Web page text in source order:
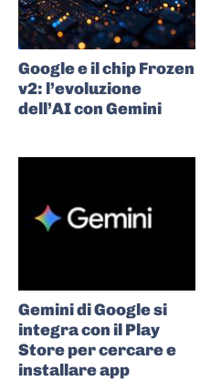
Google e il chip Frozen
v2: l’evoluzione
dell’AI con Gemini
Gemini di Google si
integra con il Play
Store per cercare e
installare app